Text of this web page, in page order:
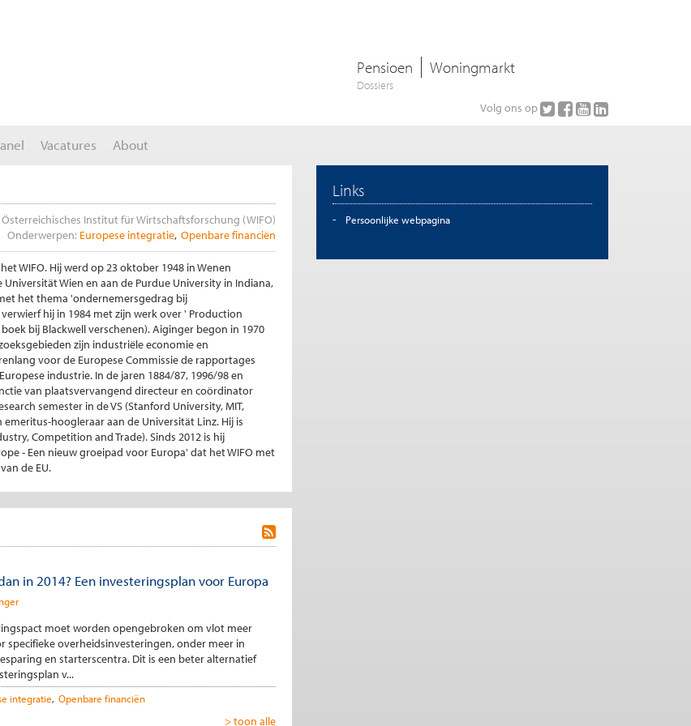
Pensioen Woningmarkt
Dossiers
Volg ons op
Vacatures About
Österreichisches Institut für Wirtschaftsforschung (WIFO)
Onderwerpen: Europese integratie Openbare financiën
WIFO. Hij werd op 23 oktober 1948 in Wenen
Wien en aan de Purdue University in Indiana,
het thema 'ondernemersgedrag bij
hij in 1984 met zijn werk over ' Production
bij Blackwell verschenen). Aiginger begon in 1970
zijn industriële economie en
voor de Europese Commissie de rapportages
industrie. In de jaren 1884/87, 1996/98 en
van plaatsvervangend directeur en coördinator
semester in de VS (Stanford University, MIT,
hoogleraar aan de Universität Linz. Hij is
Competition and Trade). Sinds 2012 is hij
- Een nieuw groeipad voor Europa' dat het WIFO met
de EU.
in 2014? Een investeringsplan voor Europa
moet worden opengebroken om vlot meer
specifieke overheidsinvesteringen, onder meer in
en starterscentra. Dit is een beter alternatief
v...
integratie Openbare financiën
> toon alle
Links
Persoonlijke webpagina